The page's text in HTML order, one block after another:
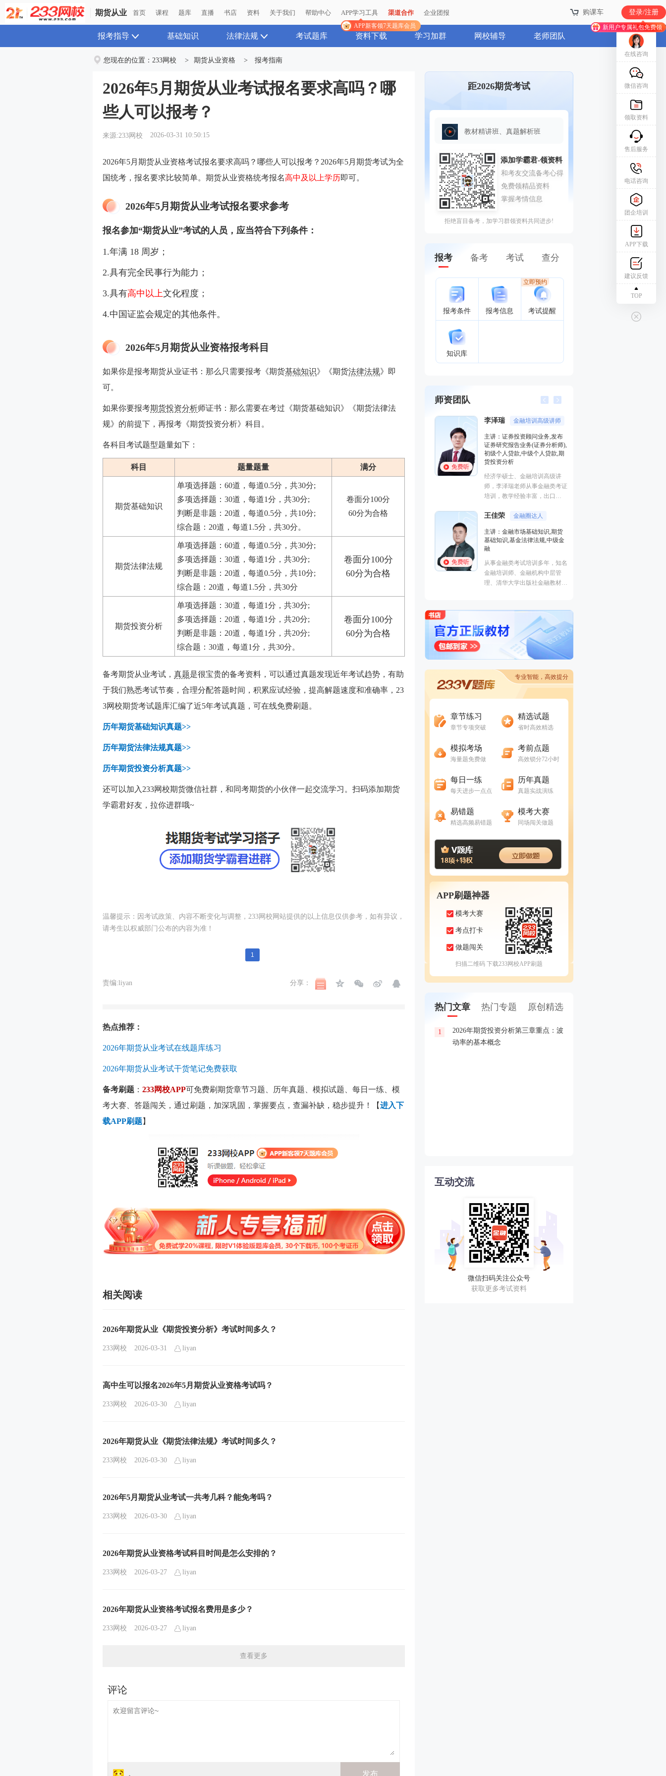
期货从业 首页 课程 题库 直播 书店 资料 关于我们 帮助中心 APP学习工具
APP新客领7天题库会员
渠道合作 企业团报 购课车 登录/注册
新用户专属礼包免费领
报考指导 基础知识 法律法规 考试题库 资料下载 学习加群 网校辅导 老师团队
您现在的位置： 233网校 > 期货从业资格 > 报考指南
2026年5月期货从业考试报名要求高吗？哪
些人可以报考？
来源:233网校 2026-03-31 10:50:15
2026年5月期货从业资格考试报名要求高吗？哪些人可以报考？2026年5月期货考试为全
国统考，报名要求比较简单。期货从业资格统考报名高中及以上学历即可。
2026年5月期货从业考试报名要求参考
报名参加“期货从业”考试的人员，应当符合下列条件：
1.年满 18 周岁；
2.具有完全民事行为能力；
3.具有高中以上文化程度；
4.中国证监会规定的其他条件。
2026年5月期货从业资格报考科目
如果你是报考期货从业证书：那么只需要报考《期货基础知识》《期货法律法规》即
可。
如果你要报考期货投资分析师证书：那么需要在考过 《期货基础知识》《期货法律法
规》的前提下，再报考 《期货投资分析》科目。
各科目考试题型题量如下：
科目 题量题量 满分
期货基础知识
单项选择题：60道，每道0.5分，共30分;
多项选择题：30道，每道1分，共30分;
判断是非题：20道，每道0.5分，共10分;
综合题：20道，每道1.5分，共30分。
卷面分100分
60分为合格
期货法律法规
单项选择题：60道，每道0.5分，共30分;
多项选择题：30道，每道1分，共30分;
判断是非题：20道，每道0.5分，共10分;
综合题：20道，每道1.5分，共30分
卷面分100分
60分为合格
期货投资分析
单项选择题：30道，每道1分，共30分;
多项选择题：20道，每道1分，共20分;
判断是非题：20道，每道1分，共20分;
综合题：30道，每道1分，共30分。
卷面分100分
60分为合格
备考期货从业考试， 真题是很宝贵的备考资料，可以通过真题发现近年考试趋势，有助
于我们熟悉考试节奏，合理分配答题时间，积累应试经验，提高解题速度和准确率，23
3网校期货考试题库汇编了近5年考试真题，可在线免费刷题。
历年期货基础知识真题>>
历年期货法律法规真题>>
历年期货投资分析真题>>
还可以加入233网校期货微信社群，和同考期货的小伙伴一起交流学习。扫码添加期货
学霸君好友，拉你进群哦~
温馨提示：因考试政策、内容不断变化与调整，233网校网站提供的以上信息仅供参考，如有异议，
请考生以权威部门公布的内容为准！
1
责编:liyan 分享：
热点推荐：
2026年期货从业考试在线题库练习
2026年期货从业考试干货笔记免费获取
备考刷题 ： 233网校APP可免费刷期货章节习题、历年真题、模拟试题、每日一练、模
考大赛、答题闯关，通过刷题，加深巩固，掌握要点，查漏补缺，稳步提升！【进入下
载APP刷题】
相关阅读
2026年期货从业《期货投资分析》考试时间多久？
233网校 2026-03-31 liyan
高中生可以报名2026年5月期货从业资格考试吗？
233网校 2026-03-30 liyan
2026年期货从业《期货法律法规》考试时间多久？
233网校 2026-03-30 liyan
2026年5月期货从业考试一共考几科？能免考吗？
233网校 2026-03-30 liyan
2026年期货从业资格考试科目时间是怎么安排的？
233网校 2026-03-27 liyan
2026年期货从业资格考试报名费用是多少？
233网校 2026-03-27 liyan
查看更多
距2026期货考试
教材精讲班、真题解析班
拒绝盲目备考，加学习群领资料共同进步!
报考 备考 考试 查分
报考条件 报考信息 考试提醒
立即预约
知识库
师资团队
货投资分析
经济学硕士、金融培训高级讲
培训，教学经验丰富，出口
能的很有个人风格的老师，江湖
外弟子。
王佳荣 金融圈达人
从事金融类考试培训多年，知名
金融培训师、金融机构中层管
免费听
王佳荣 金融圈达人
主讲：金融市场基础知识,期货
基础知识,基金法律法规,中级金
融
金融培训师、金融机构中层管
理、清华大学出版社金融教材副
主编、上海人才培训市场促进中
的“一哥”。
免费听
业务(保荐代表人),证券市场基本
法律法规,中级法律法规与综合
曾就职于多家大型证券、期货公
司，具有丰富的金融从业培训经
验，外汇分析师，大学生金融交
专业智能，高效提分
章节练习
章节专项突破
精选试题
省时高效精选
模拟考场
海量题免费做
考前点题
高效锁分72小时
每日一练
每天进步一点点
历年真题
真题实战演练
易错题
精选高频易错题
模考大赛
同场闯关做题
APP刷题神器
模考大赛
考点打卡
做题闯关
扫描二维码 下载233网校APP刷题
热门文章 热门专题 原创精选
1
2026年期货投资分析第三章重点：波
动率的基本概念
互动交流
微信扫码关注公众号
获取更多考试资料
在线咨询
微信咨询
领取资料
售后服务
电话咨询
团企培训
APP下载
建议反馈
TOP